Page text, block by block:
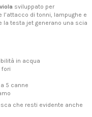
sviluppato per
di tonni, lampughe e
la testa jet generano una scia
in acqua
fori
5 canne
che resti evidente anche